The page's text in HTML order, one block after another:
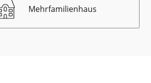
Mehrfamilienhaus